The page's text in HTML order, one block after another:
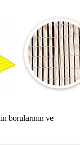
borularının ve